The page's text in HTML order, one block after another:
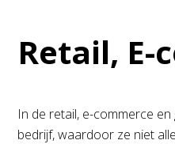
Retail,
In de retail, e-commerce
bedrijf, waardoor ze niet